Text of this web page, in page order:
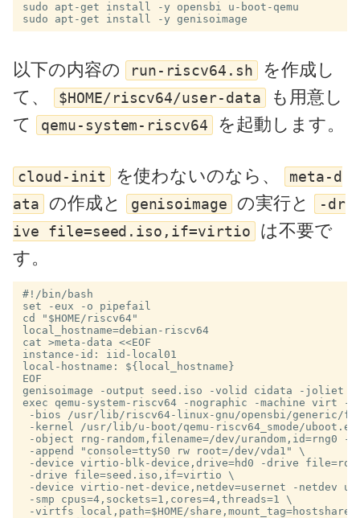
sudo apt-get install -y opensbi u-boot-qemu
以下の内容の run-riscv64.sh
を作成し
て、
$HOME/riscv64/user-data も用意し
て
qemu-system-riscv64 を起動します。
cloud-init を使わないのなら、 meta-d
ata の作成と genisoimage の実行と
-dr
ive file=seed.iso,if=virtio は不要で
す。
#!/bin/bash
set -eux -o pipefail
cd "$HOME/riscv64"
local_hostname=debian-riscv64
cat >meta-data <<EOF
instance-id: iid-local01
local-hostname: ${local_hostname}
EOF
genisoimage -output seed.iso -volid cidata -joliet -
exec qemu-system-riscv64 -nographic -machine virt -
-bios /usr/lib/riscv64-linux-gnu/opensbi/generic/
-kernel /usr/lib/u-boot/qemu-riscv64_smode/
-object rng-random,filename=/dev/urandom,id=rng0
-append "console=ttyS0 rw root=/dev/vda1" \
-device virtio-blk-device,drive=hd0 -drive
-drive file=seed.iso,if=virtio \
-device virtio-net-device,netdev=usernet -netdev
-smp cpus=4,sockets=1,cores=4,threads=1 \
-virtfs local,path=$HOME/